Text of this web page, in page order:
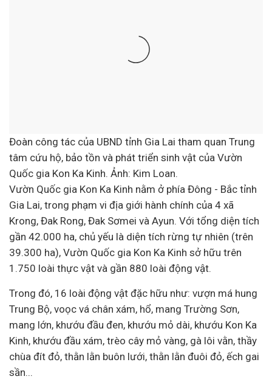
Đoàn công tác của UBND tỉnh Gia Lai tham quan Trung
tâm cứu hộ, bảo tồn và phát triển sinh vật của Vườn
Quốc gia Kon Ka Kinh. Ảnh: Kim Loan.
Vườn Quốc gia Kon Ka Kinh nằm ở phía Đông - Bắc tỉnh
Gia Lai, trong phạm vi địa giới hành chính của 4 xã
Krong, Đak Rong, Đak Sơmei và Ayun. Với tổng diện tích
gần 42.000 ha, chủ yếu là diện tích rừng tự nhiên (trên
39.300 ha), Vườn Quốc gia Kon Ka Kinh sở hữu trên
1.750 loài thực vật và gần 880 loài động vật.
Trong đó, 16 loài động vật đặc hữu như: vượn má hung
Trung Bộ, voọc vá chân xám, hổ, mang Trường Sơn,
mang lớn, khướu đầu đen, khướu mỏ dài, khướu Kon Ka
Kinh, khướu đầu xám, trèo cây mỏ vàng, gà lôi vằn, thầy
chùa đít đỏ, thằn lằn buôn lưới, thằn lằn đuôi đỏ, ếch gai
sần...